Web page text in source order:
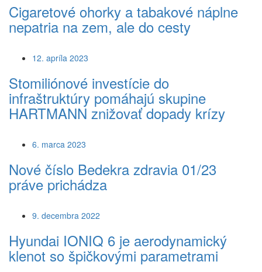
Cigaretové ohorky a tabakové náplne
nepatria na zem, ale do cesty
12. apríla 2023
Stomiliónové investície do
infraštruktúry pomáhajú skupine
HARTMANN znižovať dopady krízy
6. marca 2023
Nové číslo Bedekra zdravia 01/23
práve prichádza
9. decembra 2022
Hyundai IONIQ 6 je aerodynamický
klenot so špičkovými parametrami